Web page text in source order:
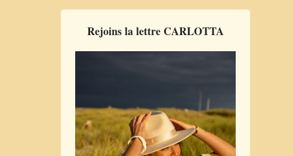
Rejoins la lettre CARLOTTA